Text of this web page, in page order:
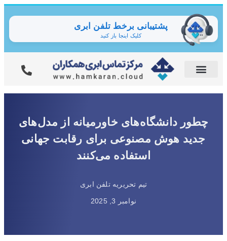
پشتیبانی برخط تلفن ابری
کلیک اینجا باز کنید
چطور دانشگاه‌های خاورمیانه از مدل‌های
جدید هوش مصنوعی برای رقابت جهانی
استفاده می‌کنند
تیم تحریریه تلفن ابری
نوامبر 3, 2025